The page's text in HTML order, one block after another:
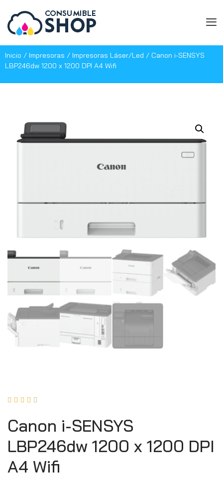
Inicio / Impresoras / Impresoras Láser/Led / Canon i-SENSYS
LBP246dw 1200 x 1200 DPI A4 Wifi
    
Canon i-SENSYS
LBP246dw 1200 x 1200 DPI
A4 Wifi